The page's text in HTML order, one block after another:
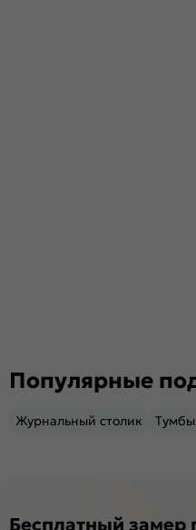
Популярные
Журнальный столик
Бесплатный